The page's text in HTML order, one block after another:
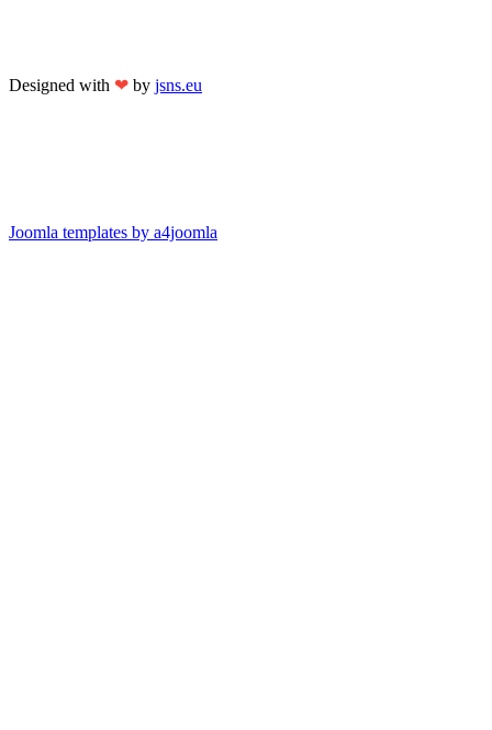
Designed with ❤ by jsns.eu
Joomla templates by a4joomla